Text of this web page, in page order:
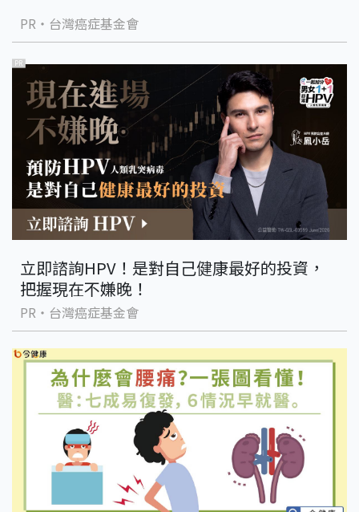
PR・台灣癌症基金會
PR
立即諮詢HPV！是對自己健康最好的投資，
把握現在不嫌晚！
PR・台灣癌症基金會